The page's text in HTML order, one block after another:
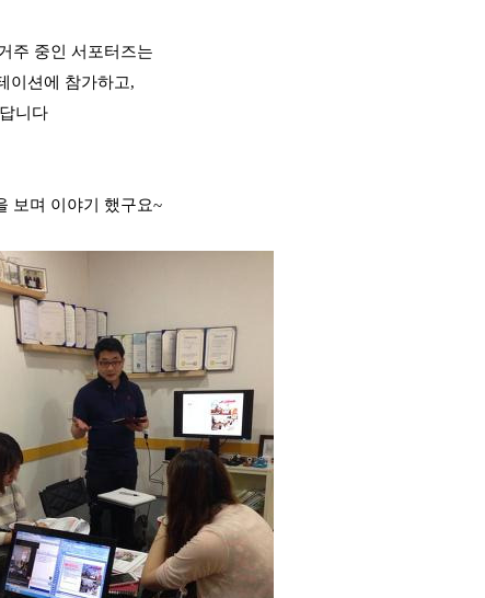
주 중인서포터즈는
이션에 참가하고,
니다
보며 이야기 했구요~